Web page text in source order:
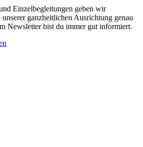
Einzelbegleitungen geben wir
ganzheitlichen Ausrichtung genau
Newsletter bist du immer gut informiert.